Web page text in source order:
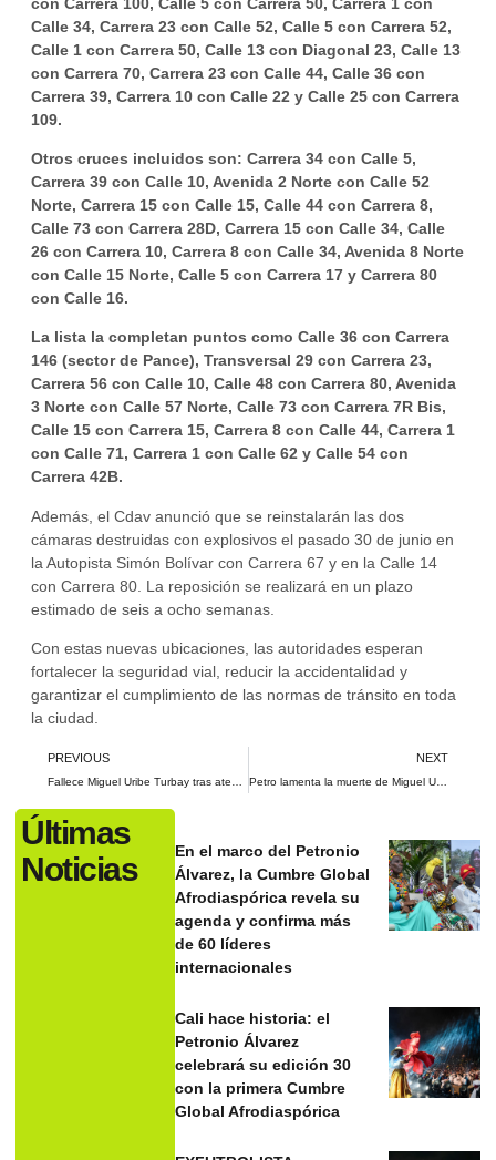
Calle 34, Carrera 23 con Calle 52, Calle 5 con Carrera 52,
Calle 1 con Carrera 50, Calle 13 con Diagonal 23, Calle 13
con Carrera 70, Carrera 23 con Calle 44, Calle 36 con
Carrera 39, Carrera 10 con Calle 22 y Calle 25 con Carrera
109.
Otros cruces incluidos son: Carrera 34 con Calle 5,
Carrera 39 con Calle 10, Avenida 2 Norte con Calle 52
Norte, Carrera 15 con Calle 15, Calle 44 con Carrera 8,
Calle 73 con Carrera 28D, Carrera 15 con Calle 34, Calle
26 con Carrera 10, Carrera 8 con Calle 34, Avenida 8 Norte
con Calle 15 Norte, Calle 5 con Carrera 17 y Carrera 80
con Calle 16.
La lista la completan puntos como Calle 36 con Carrera
146 (sector de Pance), Transversal 29 con Carrera 23,
Carrera 56 con Calle 10, Calle 48 con Carrera 80, Avenida
3 Norte con Calle 57 Norte, Calle 73 con Carrera 7R Bis,
Calle 15 con Carrera 15, Carrera 8 con Calle 44, Carrera 1
con Calle 71, Carrera 1 con Calle 62 y Calle 54 con
Carrera 42B.
Además, el Cdav anunció que se reinstalarán las dos
cámaras destruidas con explosivos el pasado 30 de junio en
la Autopista Simón Bolívar con Carrera 67 y en la Calle 14
con Carrera 80. La reposición se realizará en un plazo
estimado de seis a ocho semanas.
Con estas nuevas ubicaciones, las autoridades esperan
fortalecer la seguridad vial, reducir la accidentalidad y
garantizar el cumplimiento de las normas de tránsito en toda
la ciudad.
PREVIOUS NEXT
Petro lamenta la muerte de Miguel Uribe Turbay: “Nos duele como si fuera de los nuestros”
Últimas
Noticias
En el marco del Petronio
Álvarez, la Cumbre Global
Afrodiaspórica revela su
agenda y confirma más
de 60 líderes
internacionales
Cali hace historia: el
Petronio Álvarez
celebrará su edición 30
con la primera Cumbre
Global Afrodiaspórica